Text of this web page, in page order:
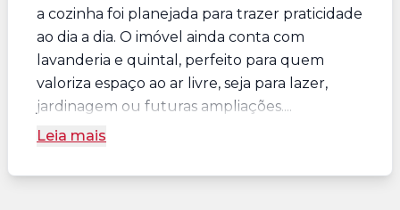
a cozinha foi planejada para trazer praticidade
ao dia a dia. O imóvel ainda conta com
lavanderia e quintal, perfeito para quem
valoriza espaço ao ar livre, seja para lazer,
jardinagem ou futuras ampliações....
Leia mais